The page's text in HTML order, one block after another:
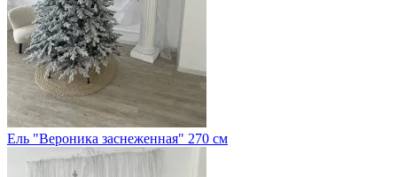
Ель "Вероника заснеженная" 270 см